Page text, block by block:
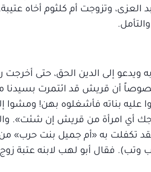
وتزوجت أم كلثوم أخاه
إلى الدين الحق، حتى أخرجت
خصوصاً أن قريش قد ائتمرت
عليه بناته فأشغلوه بهن! ومشوا
أي امرأة من قريش إن شئت».
تكفلت به «أم جميل بنت حرب»
وتب). فقال أبو لهب لابنه عتبة